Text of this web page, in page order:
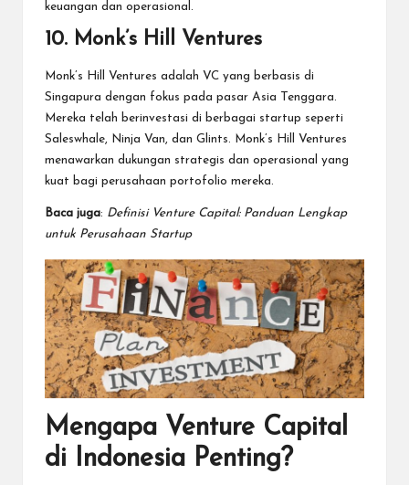
keuangan dan operasional.
10. Monk’s Hill Ventures
Monk’s Hill Ventures adalah VC yang berbasis di
Singapura dengan fokus pada pasar Asia Tenggara.
Mereka telah berinvestasi di berbagai startup seperti
Saleswhale, Ninja Van, dan Glints. Monk’s Hill Ventures
menawarkan dukungan strategis dan operasional yang
kuat bagi perusahaan portofolio mereka.
Baca juga: Definisi Venture Capital: Panduan Lengkap
untuk Perusahaan Startup
Mengapa Venture Capital
di Indonesia Penting?